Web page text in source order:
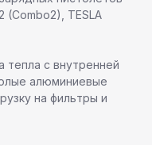
(Combo2), TESLA
тепла с внутренней
алюминиевые
на фильтры и